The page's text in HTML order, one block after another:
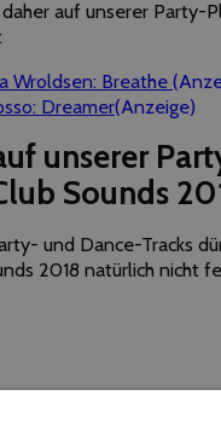
auf unserer Party-
Wroldsen: Breathe
Dreamer(Anzeige)
unserer
Sounds
und Dance-Tracks
2018 natürlich nicht